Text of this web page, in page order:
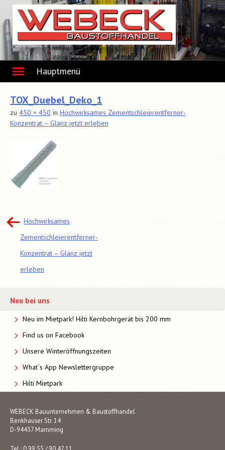
content
Hauptmenü
TOX_Duebel_Deko_1
zu 450 × 450 in Hochwirksames Zementschleierentferner-
Konzentrat – Glanz jetzt erleben
Beitragsnavigation
Hochwirksames
Zementschleierentferner-
Konzentrat – Glanz jetzt
erleben
Neu bei uns
Neu im Mietpark! Hilti Kernbohrgerät bis 200 mm
Find us on Facebook
Unsere Winteröffnungszeiten
What´s App Newslettergruppe
Hilti Mietpark
WEBECK Bauunternehmen & Baustoffhandel
Benkhauser Str. 14
D-94437 Mamming